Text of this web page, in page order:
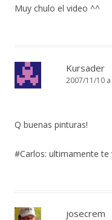
Muy chulo el video ^^
Kursader
2007/11/10
Q buenas pinturas!
#Carlos: ultimamente
josecrem